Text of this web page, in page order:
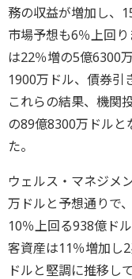
務の収益が増加し、
市場予想も6％上回
は22％増の5億6300
1900万ドル、債券引
これらの結果、機関
の89億8300万ドルと
た。
ウェルス・マネジメ
万ドルと予想通りで
10％上回る938億ド
客資産は11％増加し
ドルと堅調に推移し